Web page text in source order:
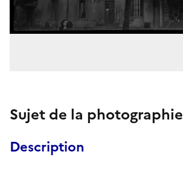
Sujet de la photographie
Description